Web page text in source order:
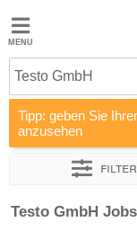
Jobted
Jobs
Gehalt
Testo GmbH
Tipp: geben Sie
anzusehen
Filter
Sortieren nach
Testo GmbH Jobs